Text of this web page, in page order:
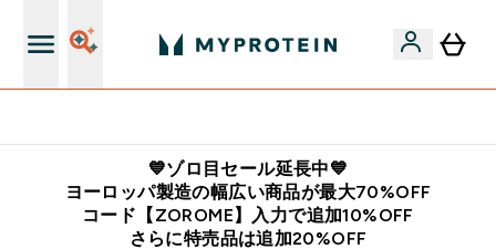
💙ゾロ目セール延長中💙
ヨーロッパ製造の幅広い商品が最大70%OFF
コード【ZOROME】入力で追加10%OFF
さらに特売品は追加20%OFF